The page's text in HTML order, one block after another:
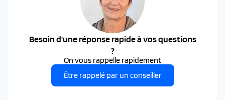
Besoin d'une réponse rapide à vos questions
?
On vous rappelle rapidement
Être rappelé par un conseiller